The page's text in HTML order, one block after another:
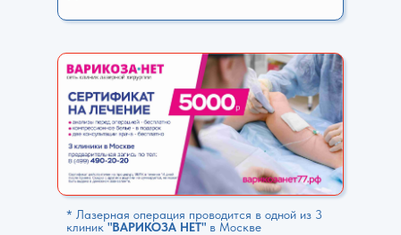
* Лазерная операция проводится в одной из 3
клиник"ВАРИКОЗА НЕТ" в Москве